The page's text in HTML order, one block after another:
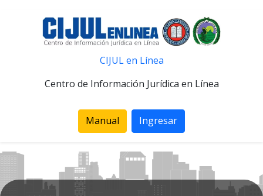
CIJUL en Línea
Centro de Información Jurídica en Línea
Manual Ingresar